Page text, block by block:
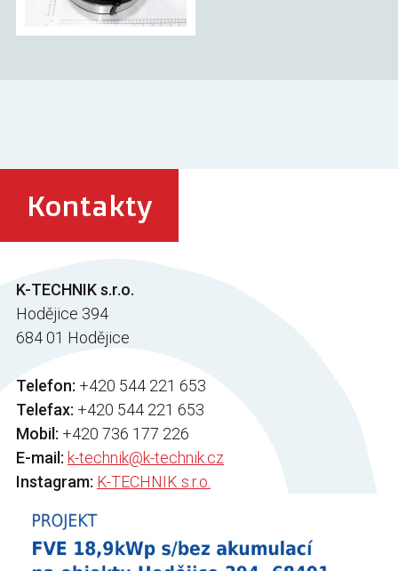
Kontakty
K-TECHNIK s.r.o.
Hodějice 394
684 01 Hodějice
Telefon: +420 544 221 653
Telefax: +420 544 221 653
Mobil: +420 736 177 226
E-mail: k-technik@k-technik.cz
Instagram: K-TECHNIK s.r.o.